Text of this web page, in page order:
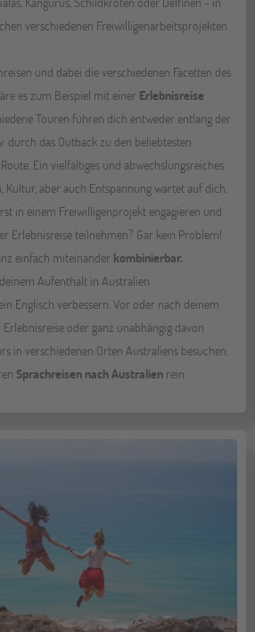
verschiedenen Freiwilligenarbeitsprojekten
und dabei die verschiedenen Facetten des
es zum Beispiel mit einer Erlebnisreise
Touren führen dich entweder entlang der
durch das Outback zu den beliebtesten
Ein vielfältiges und abwechslungsreiches
aber auch Entspannung wartet auf dich.
in einem Freiwilligenprojekt engagieren und
Erlebnisreise teilnehmen? Gar kein Problem!
einfach miteinander kombinierbar.
Aufenthalt in Australien
Englisch verbessern. Vor oder nach deinem
oder ganz unabhängig davon
in verschiedenen Orten Australiens besuchen.
Sprachreisen nach Australien rein.